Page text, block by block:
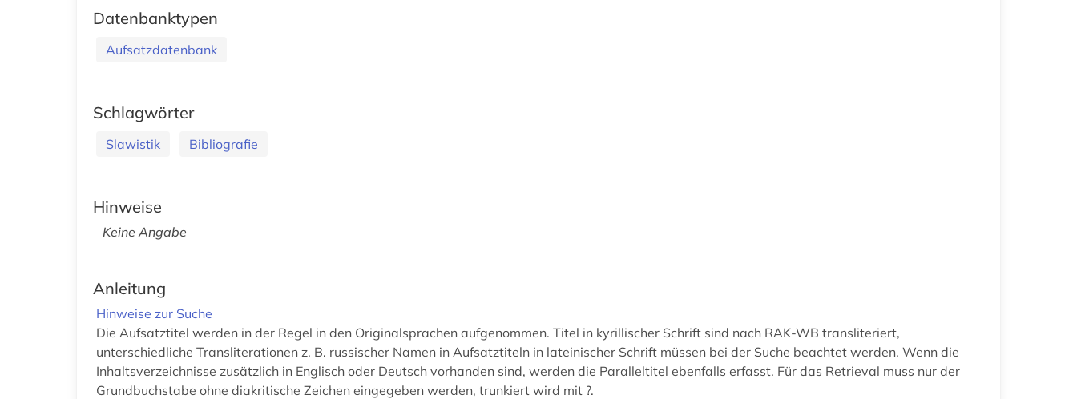
Datenbanktypen
Aufsatzdatenbank
Schlagwörter
Slawistik Bibliografie
Hinweise
Keine Angabe
Anleitung
Hinweise zur Suche
Die Aufsatztitel werden in der Regel in den Originalsprachen aufgenommen. Titel in kyrillischer Schrift sind nach RAK-WB transliteriert,
unterschiedliche Transliterationen z. B. russischer Namen in Aufsatztiteln in lateinischer Schrift müssen bei der Suche beachtet werden. Wenn die
Inhaltsverzeichnisse zusätzlich in Englisch oder Deutsch vorhanden sind, werden die Paralleltitel ebenfalls erfasst. Für das Retrieval muss nur der
Grundbuchstabe ohne diakritische Zeichen eingegeben werden, trunkiert wird mit ?.